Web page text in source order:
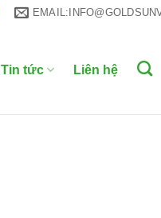
Tin tức Liên hệ